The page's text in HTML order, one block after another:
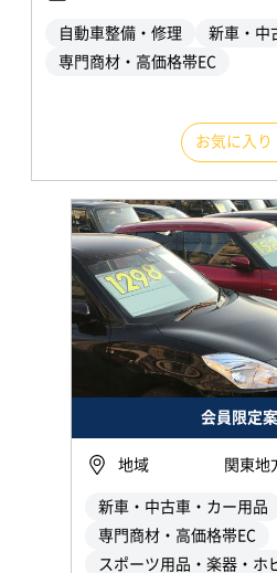
自動車整備・修理
新車・中
専門商材・高価格帯EC
お気に入り
会員限定
地域 関東地
新車・中古車・カー用品
専門商材・高価格帯EC
スポーツ用品・楽器・ホ